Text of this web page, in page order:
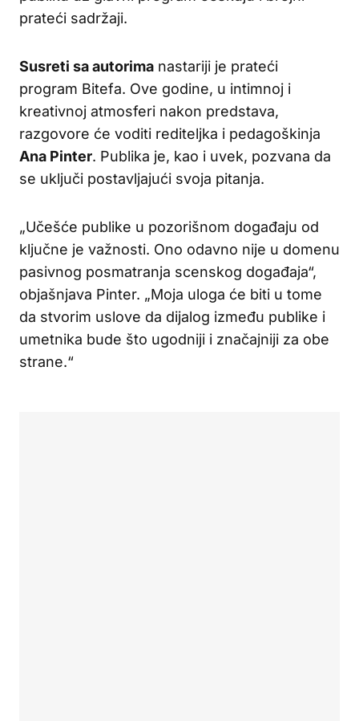
prateći sadržaji.
Susreti sa autorima nastariji je prateći
program Bitefa. Ove godine, u intimnoj i
kreativnoj atmosferi nakon predstava,
razgovore će voditi rediteljka i pedagoškinja
Ana Pinter. Publika je, kao i uvek, pozvana da
se uključi postavljajući svoja pitanja.
„Učešće publike u pozorišnom događaju od
ključne je važnosti. Ono odavno nije u domenu
pasivnog posmatranja scenskog događaja“,
objašnjava Pinter. „Moja uloga će biti u tome
da stvorim uslove da dijalog između publike i
umetnika bude što ugodniji i značajniji za obe
strane.“